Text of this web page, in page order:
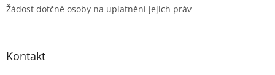
Žádost dotčné osoby na uplatnění jejich práv
Kontakt